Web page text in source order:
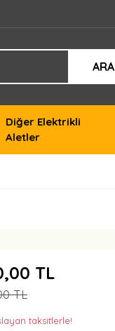
ARA
Diğer Elektrikli
Aletler
TL
TL
taksitlerle!